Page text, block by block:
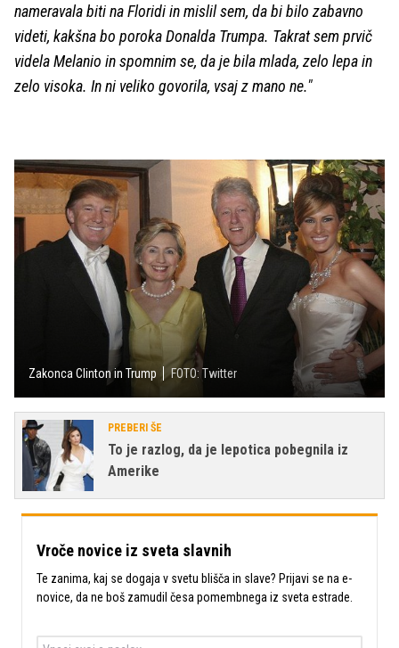
nameravala biti na Floridi in mislil sem, da bi bilo zabavno
videti, kakšna bo poroka Donalda Trumpa. Takrat sem prvič
videla Melanio in spomnim se, da je bila mlada, zelo lepa in
zelo visoka. In ni veliko govorila, vsaj z mano ne."
Zakonca Clinton in Trump FOTO: Twitter
PREBERI ŠE
To je razlog, da je lepotica pobegnila iz
Amerike
Vroče novice iz sveta slavnih
Te zanima, kaj se dogaja v svetu blišča in slave? Prijavi se na e-
novice, da ne boš zamudil česa pomembnega iz sveta estrade.